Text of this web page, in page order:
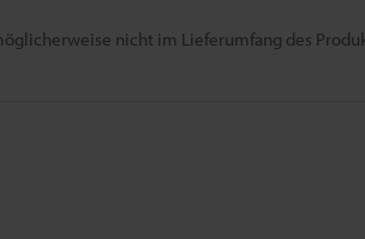
nicht im Lieferumfang des